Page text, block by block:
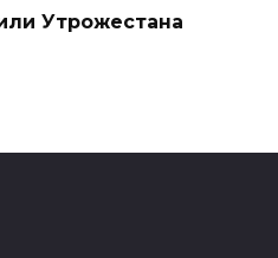
Утрожестана